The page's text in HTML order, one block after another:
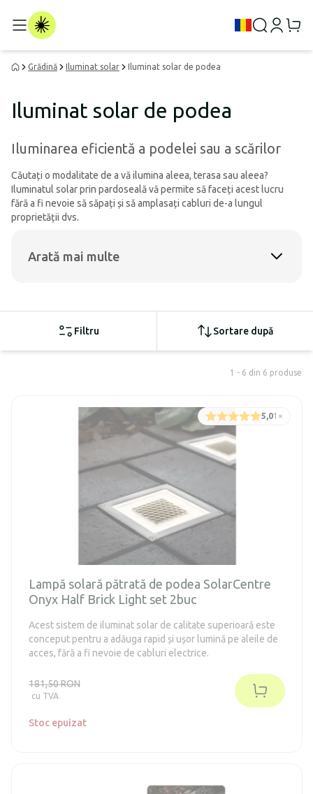
Grădină Iluminat solar Iluminat solar de podea
Iluminat solar de podea
Iluminarea eficientă a podelei sau a scărilor
Căutați o modalitate de a vă ilumina aleea, terasa sau aleea?
Iluminatul solar prin pardoseală vă permite să faceți acest lucru
fără a fi nevoie să săpați și să amplasați cabluri de-a lungul
proprietății dvs.
Arată mai multe
Filtru Sortare după
1 - 6 din 6 produse
5,01 ×
Lampă solară pătrată de podea SolarCentre
Onyx Half Brick Light set 2buc
Acest sistem de iluminat solar de calitate superioară este
conceput pentru a adăuga rapid și ușor lumină pe aleile de
acces, fără a fi nevoie de cabluri electrice.
181,50 RON
cu TVA
Stoc epuizat